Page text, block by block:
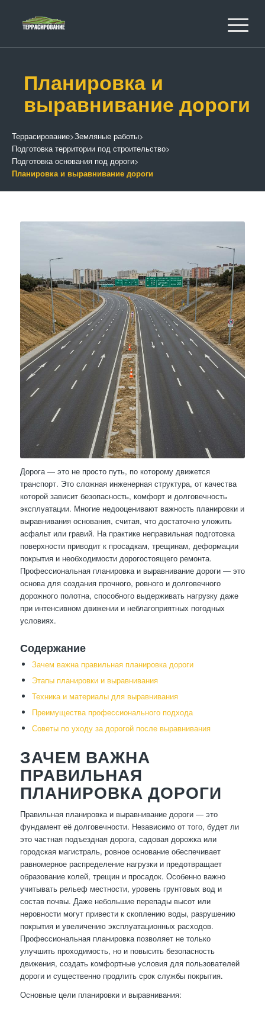
Планировка и
выравнивание дороги
Террасирование>Земляные работы>
Подготовка территории под строительство>
Подготовка основания под дороги>
Планировка и выравнивание дороги
Дорога — это не просто путь, по которому движется
транспорт. Это сложная инженерная структура, от качества
которой зависит безопасность, комфорт и долговечность
эксплуатации. Многие недооценивают важность планировки и
выравнивания основания, считая, что достаточно уложить
асфальт или гравий. На практике неправильная подготовка
поверхности приводит к просадкам, трещинам, деформации
покрытия и необходимости дорогостоящего ремонта.
Профессиональная планировка и выравнивание дороги — это
основа для создания прочного, ровного и долговечного
дорожного полотна, способного выдерживать нагрузку даже
при интенсивном движении и неблагоприятных погодных
условиях.
Содержание
Зачем важна правильная планировка дороги
Этапы планировки и выравнивания
Техника и материалы для выравнивания
Преимущества профессионального подхода
Советы по уходу за дорогой после выравнивания
ЗАЧЕМ ВАЖНА
ПРАВИЛЬНАЯ
ПЛАНИРОВКА ДОРОГИ
Правильная планировка и выравнивание дороги — это
фундамент её долговечности. Независимо от того, будет ли
это частная подъездная дорога, садовая дорожка или
городская магистраль, ровное основание обеспечивает
равномерное распределение нагрузки и предотвращает
образование колей, трещин и просадок. Особенно важно
учитывать рельеф местности, уровень грунтовых вод и
состав почвы. Даже небольшие перепады высот или
неровности могут привести к скоплению воды, разрушению
покрытия и увеличению эксплуатационных расходов.
Профессиональная планировка позволяет не только
улучшить проходимость, но и повысить безопасность
движения, создать комфортные условия для пользователей
дороги и существенно продлить срок службы покрытия.
Основные цели планировки и выравнивания: